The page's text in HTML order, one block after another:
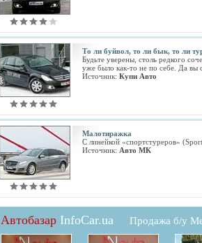
То ли буйвол, то ли бык, то ли
Будьте уверены, столь редкого
уже было как-то не по себе. Да вы
Источник: Купи Авто
Малотиражка
С линейкой «спортстуреров»
Источник: Авто МК
Автобазар InfoCar.ua Продажа б/у